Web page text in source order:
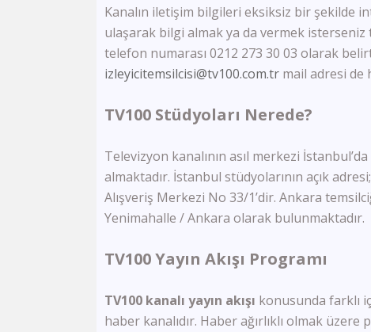
Kanalın iletişim bilgileri eksiksiz bir şekilde
ulaşarak bilgi almak ya da vermek
telefon numarası 0212 273 30 03 olarak
izleyicitemsilcisi@tv100.com.tr mail adresi de
TV100 Stüdyoları Nerede?
Televizyon kanalının asıl merkezi
almaktadır. İstanbul stüdyolarının açık
Alışveriş Merkezi No 33/1’dir. Ankara
Yenimahalle / Ankara olarak bulunmaktadır.
TV100 Yayın Akışı Programı
TV100 kanalı yayın akışı konusunda farklı
haber kanalıdır. Haber ağırlıklı olmak